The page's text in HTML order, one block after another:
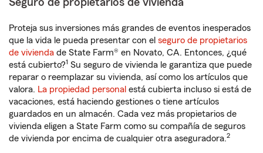
Seguro de propietarios de vivienda
Proteja sus inversiones más grandes de eventos inesperados
que la vida le pueda presentar con el seguro de propietarios
de vivienda de State Farm® en Novato, CA. Entonces, ¿qué
está cubierto?1 Su seguro de vivienda le garantiza que puede
reparar o reemplazar su vivienda, así como los artículos que
valora. La propiedad personal está cubierta incluso si está de
vacaciones, está haciendo gestiones o tiene artículos
guardados en un almacén. Cada vez más propietarios de
vivienda eligen a State Farm como su compañía de seguros
de vivienda por encima de cualquier otra aseguradora.2